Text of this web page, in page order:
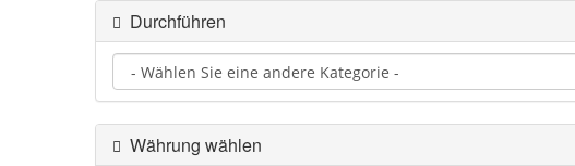
Durchführen
Währung wählen